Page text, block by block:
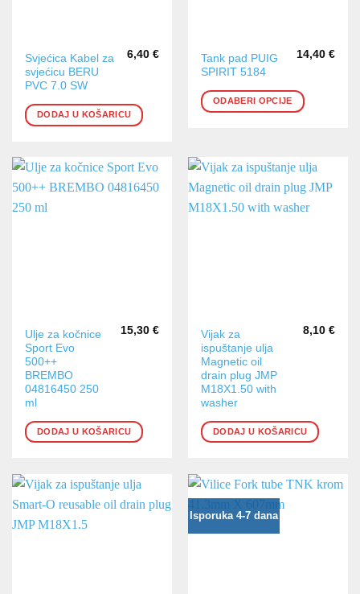
Svjećica Kabel za
svjećicu BERU
PVC 7.0 SW
6,40 €
DODAJ U KOŠARICU
Tank pad PUIG
SPIRIT 5184
14,40 €
ODABERI OPCIJE
Ovaj
proizvod
ima
više
mogu
odabrati
na
Ulje za kočnice
Sport Evo
500++
BREMBO
04816450 250
ml
15,30 €
DODAJ U KOŠARICU
Vijak za
ispuštanje ulja
Magnetic oil
drain plug JMP
M18X1.50 with
washer
8,10 €
DODAJ U KOŠARICU
Isporuka 4-7 dana